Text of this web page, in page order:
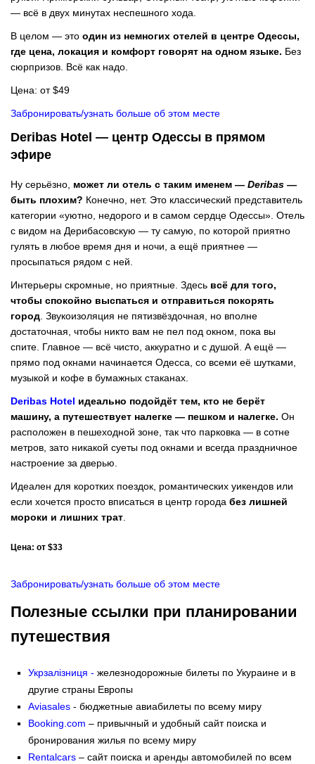
— всё в двух минутах неспешного хода.
В целом — это один из немногих отелей в центре Одессы,
где цена, локация и комфорт говорят на одном языке. Без
сюрпризов. Всё как надо.
Цена: от $49
Забронировать/узнать больше об этом месте
Deribas Hotel — центр Одессы в прямом
эфире
Ну серьёзно, может ли отель с таким именем — Deribas —
быть плохим? Конечно, нет. Это классический представитель
категории «уютно, недорого и в самом сердце Одессы». Отель
с видом на Дерибасовскую — ту самую, по которой приятно
гулять в любое время дня и ночи, а ещё приятнее —
просыпаться рядом с ней.
Интерьеры скромные, но приятные. Здесь всё для того,
чтобы спокойно выспаться и отправиться покорять
город. Звукоизоляция не пятизвёздочная, но вполне
достаточная, чтобы никто вам не пел под окном, пока вы
спите. Главное — всё чисто, аккуратно и с душой. А ещё —
прямо под окнами начинается Одесса, со всеми её шутками,
музыкой и кофе в бумажных стаканах.
Deribas Hotel идеально подойдёт тем, кто не берёт
машину, а путешествует налегке — пешком и налегке. Он
расположен в пешеходной зоне, так что парковка — в сотне
метров, зато никакой суеты под окнами и всегда праздничное
настроение за дверью.
Идеален для коротких поездок, романтических уикендов или
если хочется просто вписаться в центр города без лишней
мороки и лишних трат.
Цена: от $33
Забронировать/узнать больше об этом месте
Полезные ссылки при планировании
путешествия
Укрзалізниця - железнодорожные билеты по Укураине и в
другие страны Европы
Aviasales - бюджетные авиабилеты по всему миру
Booking.com – привычный и удобный сайт поиска и
бронирования жилья по всему миру
Rentalcars – сайт поиска и аренды автомобилей по всем